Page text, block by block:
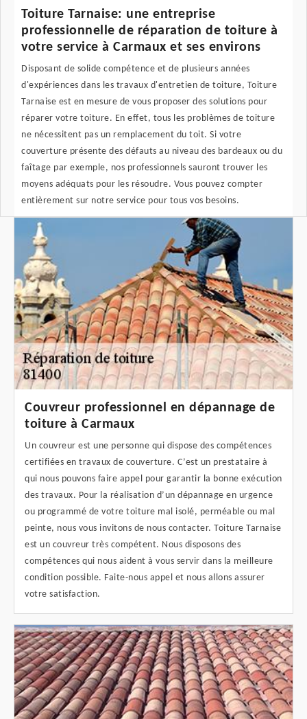
Toiture Tarnaise: une entreprise
professionnelle de réparation de toiture à
votre service à Carmaux et ses environs
Disposant de solide compétence et de plusieurs années
d'expériences dans les travaux d'entretien de toiture, Toiture
Tarnaise est en mesure de vous proposer des solutions pour
réparer votre toiture. En effet, tous les problèmes de toiture
ne nécessitent pas un remplacement du toit. Si votre
couverture présente des défauts au niveau des bardeaux ou du
faîtage par exemple, nos professionnels sauront trouver les
moyens adéquats pour les résoudre. Vous pouvez compter
entièrement sur notre service pour tous vos besoins.
Couvreur professionnel en dépannage de
toiture à Carmaux
Un couvreur est une personne qui dispose des compétences
certifiées en travaux de couverture. C’est un prestataire à
qui nous pouvons faire appel pour garantir la bonne exécution
des travaux. Pour la réalisation d’un dépannage en urgence
ou programmé de votre toiture mal isolé, perméable ou mal
peinte, nous vous invitons de nous contacter. Toiture Tarnaise
est un couvreur très compétent. Nous disposons des
compétences qui nous aident à vous servir dans la meilleure
condition possible. Faite-nous appel et nous allons assurer
votre satisfaction.